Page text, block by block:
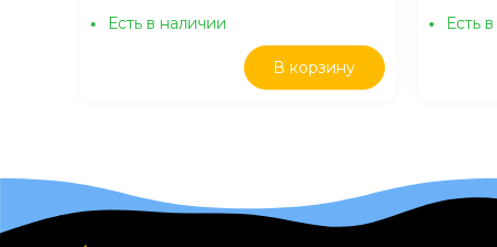
Есть в наличии
В корзину
Есть